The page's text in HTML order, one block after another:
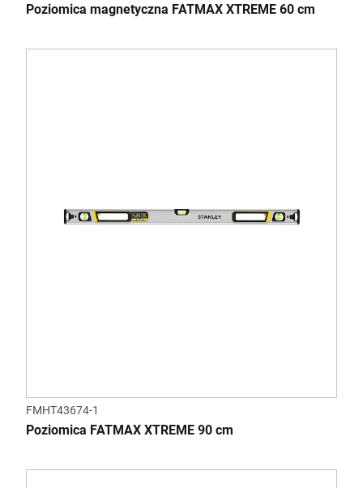
Poziomica magnetyczna FATMAX XTREME 60 cm
FMHT43674-1
Poziomica FATMAX XTREME 90 cm